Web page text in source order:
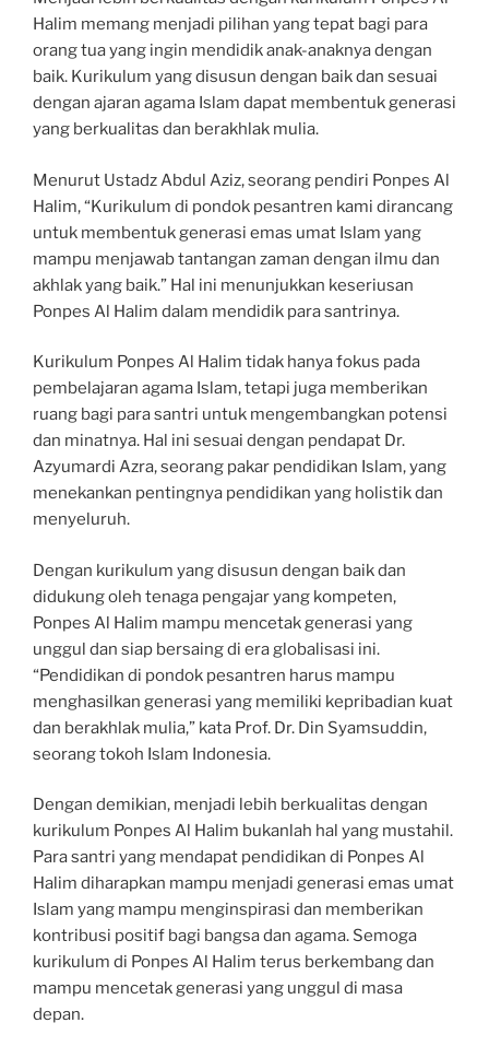
Halim memang menjadi pilihan yang tepat bagi para
orang tua yang ingin mendidik anak-anaknya dengan
baik. Kurikulum yang disusun dengan baik dan sesuai
dengan ajaran agama Islam dapat membentuk generasi
yang berkualitas dan berakhlak mulia.
Menurut Ustadz Abdul Aziz, seorang pendiri Ponpes Al
Halim, “Kurikulum di pondok pesantren kami dirancang
untuk membentuk generasi emas umat Islam yang
mampu menjawab tantangan zaman dengan ilmu dan
akhlak yang baik.” Hal ini menunjukkan keseriusan
Ponpes Al Halim dalam mendidik para santrinya.
Kurikulum Ponpes Al Halim tidak hanya fokus pada
pembelajaran agama Islam, tetapi juga memberikan
ruang bagi para santri untuk mengembangkan potensi
dan minatnya. Hal ini sesuai dengan pendapat Dr.
Azyumardi Azra, seorang pakar pendidikan Islam, yang
menekankan pentingnya pendidikan yang holistik dan
menyeluruh.
Dengan kurikulum yang disusun dengan baik dan
didukung oleh tenaga pengajar yang kompeten,
Ponpes Al Halim mampu mencetak generasi yang
unggul dan siap bersaing di era globalisasi ini.
“Pendidikan di pondok pesantren harus mampu
menghasilkan generasi yang memiliki kepribadian kuat
dan berakhlak mulia,” kata Prof. Dr. Din Syamsuddin,
seorang tokoh Islam Indonesia.
Dengan demikian, menjadi lebih berkualitas dengan
kurikulum Ponpes Al Halim bukanlah hal yang mustahil.
Para santri yang mendapat pendidikan di Ponpes Al
Halim diharapkan mampu menjadi generasi emas umat
Islam yang mampu menginspirasi dan memberikan
kontribusi positif bagi bangsa dan agama. Semoga
kurikulum di Ponpes Al Halim terus berkembang dan
mampu mencetak generasi yang unggul di masa
depan.